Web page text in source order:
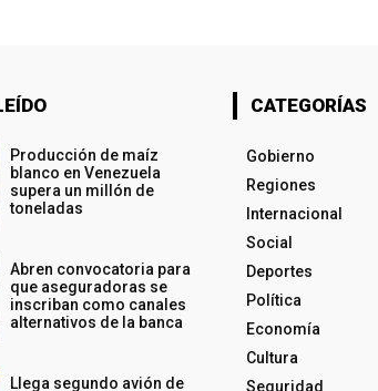
Producción de maíz
blanco en Venezuela
supera un millón de
toneladas
Abren convocatoria para
que aseguradoras se
inscriban como canales
alternativos de la banca
Llega segundo avión de
CATEGORÍAS
Gobierno
Regiones
Internacional
Social
Deportes
Política
Economía
Cultura
Seguridad